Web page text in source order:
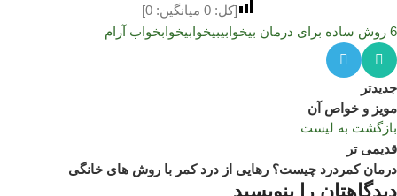
[کل: 0 میانگین: 0
]
6 روش ساده برای درمان بیخوابی
بیخوابیخوابخواب آرام
جدیدتر
مویز و خواص آن
بازگشت به لیست
قدیمی تر
درمان کمردرد چیست؟ رهایی از درد کمر با روش های خانگی
دیدگاهتان را بنویسید